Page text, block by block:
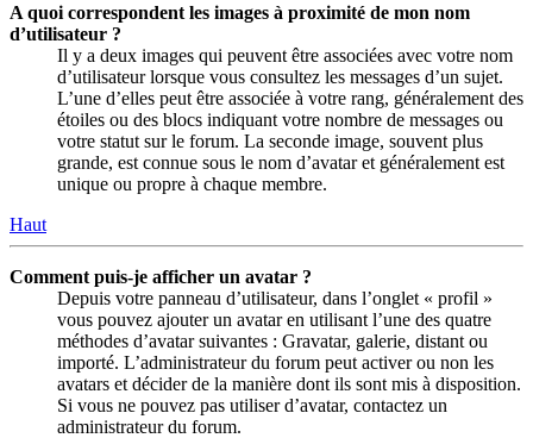
A quoi correspondent les images à proximité de mon nom
d’utilisateur ?
Il y a deux images qui peuvent être associées avec votre nom
d’utilisateur lorsque vous consultez les messages d’un sujet.
L’une d’elles peut être associée à votre rang, généralement des
étoiles ou des blocs indiquant votre nombre de messages ou
votre statut sur le forum. La seconde image, souvent plus
grande, est connue sous le nom d’avatar et généralement est
unique ou propre à chaque membre.
Haut
Comment puis-je afficher un avatar ?
Depuis votre panneau d’utilisateur, dans l’onglet « profil »
vous pouvez ajouter un avatar en utilisant l’une des quatre
méthodes d’avatar suivantes : Gravatar, galerie, distant ou
importé. L’administrateur du forum peut activer ou non les
avatars et décider de la manière dont ils sont mis à disposition.
Si vous ne pouvez pas utiliser d’avatar, contactez un
administrateur du forum.